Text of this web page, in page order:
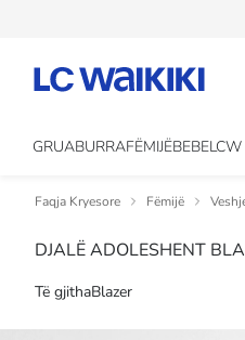
GRUABURRAFËMIJËBEBE
Faqja Kryesore Fëmijë
DJALË ADOLESHENT
Të gjithaBlazer